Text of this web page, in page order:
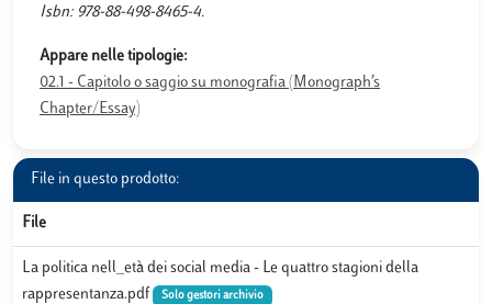
Isbn: 978-88-498-8465-4.
Appare nelle tipologie:
02.1 - Capitolo o saggio su monografia (Monograph’s
Chapter/Essay)
File in questo prodotto:
File
La politica nell_età dei social media - Le quattro stagioni della
rappresentanza.pdf
Solo gestori archivio